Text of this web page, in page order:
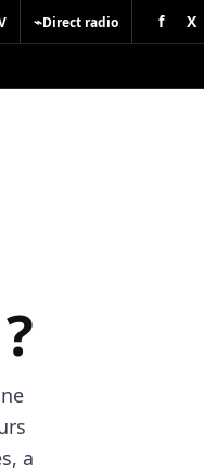
⌁Direct radio f X
a